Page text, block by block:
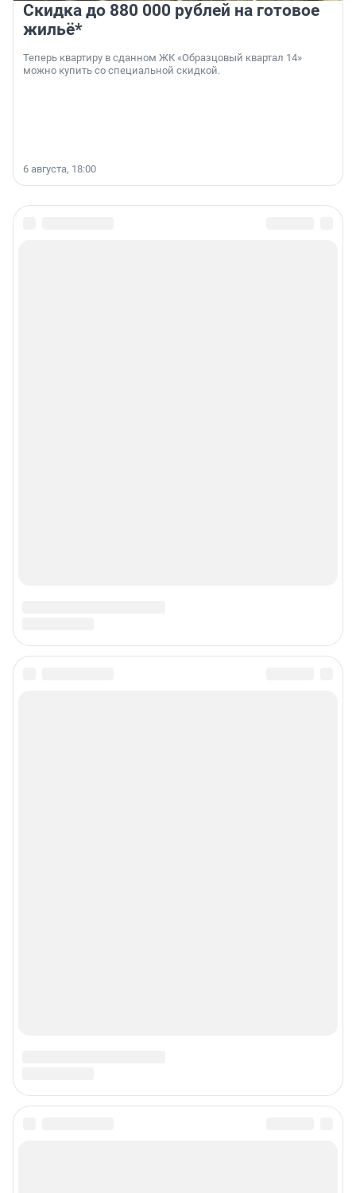
Скидка до 880 000 рублей на готовое
жильё*
Теперь квартиру в сданном ЖК «Образцовый квартал 14»
можно купить со специальной скидкой.
6 августа, 18:00